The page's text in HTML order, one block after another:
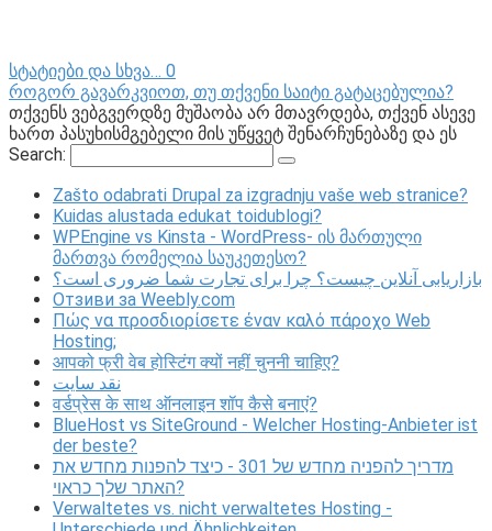
სტატიები და სხვა… 0
როგორ გავარკვიოთ, თუ თქვენი საიტი გატაცებულია?
თქვენს ვებგვერდზე მუშაობა არ მთავრდება, თქვენ ასევე
ხართ პასუხისმგებელი მის უწყვეტ შენარჩუნებაზე და ეს
Search:
Zašto odabrati Drupal za izgradnju vaše web stranice?
Kuidas alustada edukat toidublogi?
WPEngine vs Kinsta - WordPress- ის მართული
მართვა რომელია საუკეთესო?
بازاریابی آنلاین چیست؟ چرا برای تجارت شما ضروری است؟
Отзиви за Weebly.com
Πώς να προσδιορίσετε έναν καλό πάροχο Web
Hosting;
आपको फ्री वेब होस्टिंग क्यों नहीं चुननी चाहिए?
نقد سایت
वर्डप्रेस के साथ ऑनलाइन शॉप कैसे बनाएं?
BlueHost vs SiteGround - Welcher Hosting-Anbieter ist
der beste?
מדריך להפניה מחדש של 301 - כיצד להפנות מחדש את
האתר שלך כראוי?
Verwaltetes vs. nicht verwaltetes Hosting -